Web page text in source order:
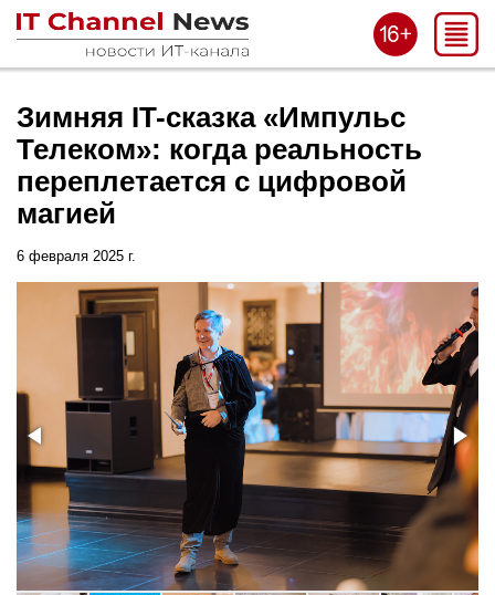
Зимняя IT-сказка «Импульс
Телеком»: когда реальность
переплетается с цифровой
магией
6 февраля 2025 г.